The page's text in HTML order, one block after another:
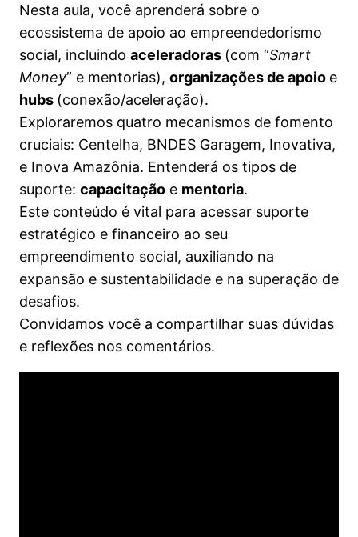
Live 8 | Gestão financeira para
empreendedores sociais
Capítulo 9.1 | Parcerias essenciais no
empreendedorismo social
Visualização
Capítulo 9.2 | Parcerias essenciais no
empreendedorismo social
Capítulo 9.3 | Ebook e workbook Visualização
Live 9 | Parcerias essenciais no
empreendedorismo social
4. Quem não é visto, não é lembrado
(nem comprado)
8 aulas
5. Foi linda a nossa Jornada!
3 aulas
Nesta aula, você aprenderá sobre o
ecossistema de apoio ao empreendedorismo
social, incluindo aceleradoras (com “Smart
Money” e mentorias), organizações de apoio e
hubs (conexão/aceleração).
Exploraremos quatro mecanismos de fomento
cruciais: Centelha, BNDES Garagem, Inovativa,
e Inova Amazônia. Entenderá os tipos de
suporte: capacitação e mentoria.
Este conteúdo é vital para acessar suporte
estratégico e financeiro ao seu
empreendimento social, auxiliando na
expansão e sustentabilidade e na superação de
desafios.
Convidamos você a compartilhar suas dúvidas
e reflexões nos comentários.